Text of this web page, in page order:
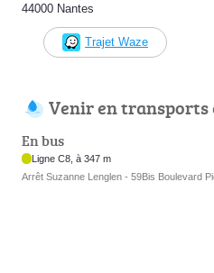
44000 Nantes
Trajet Waze
Venir en transports
En bus
Ligne C8, à 347 m
Arrêt Suzanne Lenglen - 59Bis Boulevard